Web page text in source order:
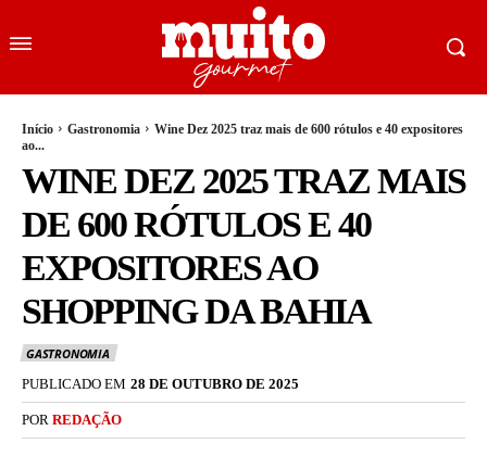
Início Gastronomia
Wine Dez 2025 traz mais de 600 rótulos e 40 expositores
ao...
WINE DEZ 2025 TRAZ MAIS
DE 600 RÓTULOS E 40
EXPOSITORES AO
SHOPPING DA BAHIA
GASTRONOMIA
PUBLICADO EM 28 DE OUTUBRO DE 2025
POR REDAÇÃO